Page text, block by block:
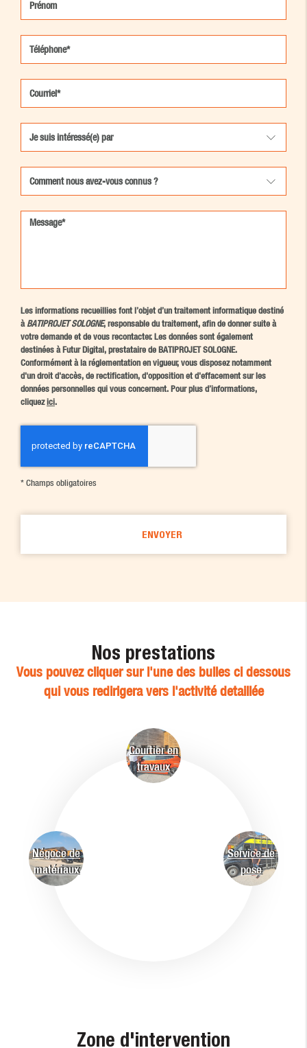
Les informations recueillies font l’objet d’un traitement informatique destiné
àBATIPROJET SOLOGNE, responsable du traitement, afin de donner suite à
votre demande et de vous recontacter. Les données sont également
destinées à Futur Digital, prestataire de BATIPROJET SOLOGNE.
Conformément à la réglementation en vigueur, vous disposez notamment
d'un droit d'accès, de rectification, d'opposition et d'effacement sur les
données personnelles qui vous concernent. Pour plus d’informations,
cliquez ici.
* Champs obligatoires
Nos prestations
Vous pouvez cliquer sur l'une des bulles ci dessous
qui vous redirigera vers l'activité detaillée
Courtier en
travaux
Négoce de
matériaux
Service de
pose
Zone d'intervention